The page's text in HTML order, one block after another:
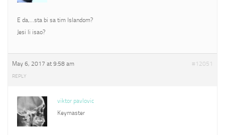
E da,…sta bi sa tim Islandom?
Jesi li isao?
May 6, 2017 at 9:58 am #12051
REPLY
viktor pavlovic
Keymaster